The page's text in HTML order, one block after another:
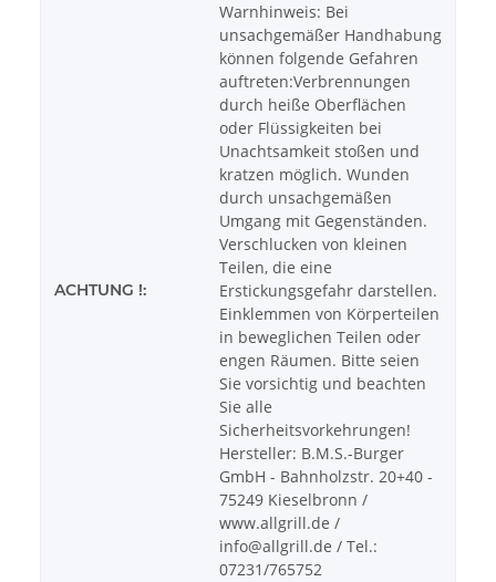
ACHTUNG !:
Warnhinweis: Bei
unsachgemäßer Handhabung
können folgende Gefahren
auftreten:Verbrennungen
durch heiße Oberflächen
oder Flüssigkeiten bei
Unachtsamkeit stoßen und
kratzen möglich. Wunden
durch unsachgemäßen
Umgang mit Gegenständen.
Verschlucken von kleinen
Teilen, die eine
Erstickungsgefahr darstellen.
Einklemmen von Körperteilen
in beweglichen Teilen oder
engen Räumen. Bitte seien
Sie vorsichtig und beachten
Sie alle
Sicherheitsvorkehrungen!
Hersteller: B.M.S.-Burger
GmbH - Bahnholzstr. 20+40 -
75249 Kieselbronn /
www.allgrill.de /
info@allgrill.de / Tel.:
07231/765752